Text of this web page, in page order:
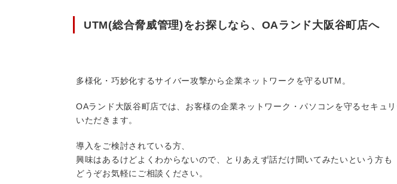
UTM(総合脅威管理)をお探しなら、OAランド大阪谷町店へ
多様化・巧妙化するサイバー攻撃から企業ネットワークを守るUTM。
OAランド大阪谷町店では、お客様の企業ネットワーク・パソコンを守るセキュ
いただきます。
導入をご検討されている方、
興味はあるけどよくわからないので、とりあえず話だけ聞いてみたいという方も
どうぞお気軽にご相談ください。